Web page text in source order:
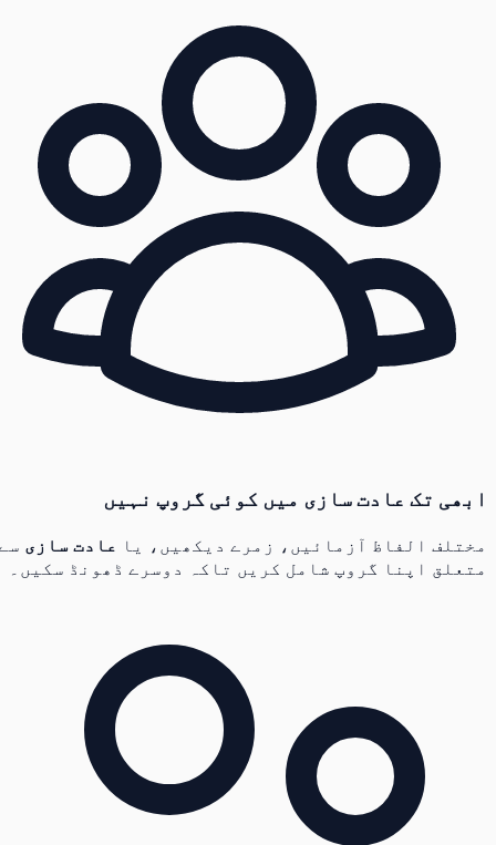
ابھی تک عادت سازی میں کوئی گروپ نہیں
مختلف الفاظ آزمائیں، زمرے دیکھیں، یا عادت سازیسے
متعلق اپنا گروپ شامل کریں تاکہ دوسرے ڈھونڈ سکیں۔